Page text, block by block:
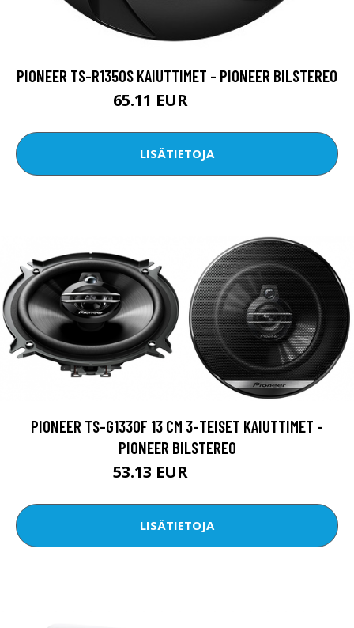
PIONEER TS-R1350S KAIUTTIMET - PIONEER BILSTEREO
65.11 EUR
LISÄTIETOJA
PIONEER TS-G1330F 13 CM 3-TEISET KAIUTTIMET -
PIONEER BILSTEREO
53.13 EUR
LISÄTIETOJA